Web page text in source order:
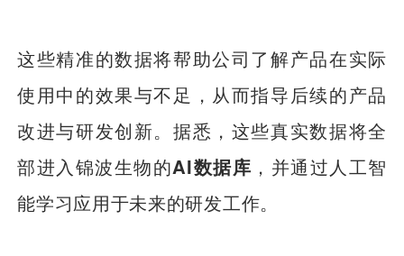
这些精准的数据将帮助公司了解产品在实际
使用中的效果与不足，从而指导后续的产品
改进与研发创新。据悉，这些真实数据将全
部进入锦波生物的AI数据库 ，并通过人工智
能学习应用于未来的研发工作。